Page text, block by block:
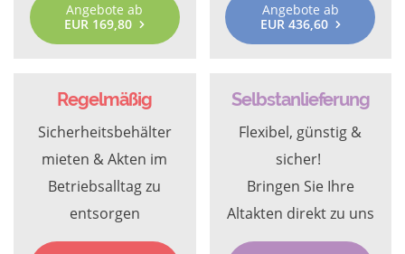
Angebote ab
EUR 169,80
Angebote ab
EUR 436,60
Regelmäßig
Sicherheitsbehälter
mieten & Akten im
Betriebsalltag zu
entsorgen
Selbstanlieferung
Flexibel, günstig &
sicher!
Bringen Sie Ihre
Altakten direkt zu uns